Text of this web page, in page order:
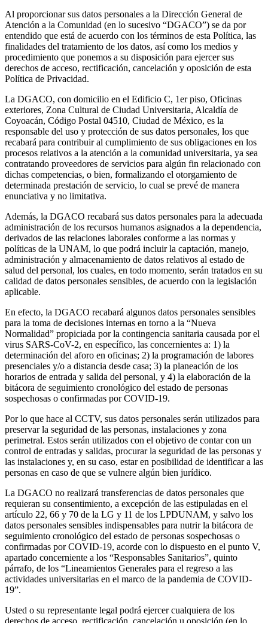
Al proporcionar sus datos personales a la Dirección General de
Atención a la Comunidad (en lo sucesivo “DGACO”) se da por
entendido que está de acuerdo con los términos de esta Política, las
finalidades del tratamiento de los datos, así como los medios y
procedimiento que ponemos a su disposición para ejercer sus
derechos de acceso, rectificación, cancelación y oposición de esta
Política de Privacidad.
La DGACO, con domicilio en el Edificio C, 1er piso, Oficinas
exteriores, Zona Cultural de Ciudad Universitaria, Alcaldía de
Coyoacán, Código Postal 04510, Ciudad de México, es la
responsable del uso y protección de sus datos personales, los que
recabará para contribuir al cumplimiento de sus obligaciones en los
procesos relativos a la atención a la comunidad universitaria, ya sea
contratando proveedores de servicios para algún fin relacionado con
dichas competencias, o bien, formalizando el otorgamiento de
determinada prestación de servicio, lo cual se prevé de manera
enunciativa y no limitativa.
Además, la DGACO recabará sus datos personales para la adecuada
administración de los recursos humanos asignados a la dependencia,
derivados de las relaciones laborales conforme a las normas y
políticas de la UNAM, lo que podrá incluir la captación, manejo,
administración y almacenamiento de datos relativos al estado de
salud del personal, los cuales, en todo momento, serán tratados en su
calidad de datos personales sensibles, de acuerdo con la legislación
aplicable.
En efecto, la DGACO recabará algunos datos personales sensibles
para la toma de decisiones internas en torno a la “Nueva
Normalidad” propiciada por la contingencia sanitaria causada por el
virus SARS-CoV-2, en específico, las concernientes a: 1) la
determinación del aforo en oficinas; 2) la programación de labores
presenciales y/o a distancia desde casa; 3) la planeación de los
horarios de entrada y salida del personal, y 4) la elaboración de la
bitácora de seguimiento cronológico del estado de personas
sospechosas o confirmadas por COVID-19.
Por lo que hace al CCTV, sus datos personales serán utilizados para
preservar la seguridad de las personas, instalaciones y zona
perimetral. Estos serán utilizados con el objetivo de contar con un
control de entradas y salidas, procurar la seguridad de las personas y
las instalaciones y, en su caso, estar en posibilidad de identificar a las
personas en caso de que se vulnere algún bien jurídico.
La DGACO no realizará transferencias de datos personales que
requieran su consentimiento, a excepción de las estipuladas en el
artículo 22, 66 y 70 de la LG y 11 de los LPDUNAM, y salvo los
datos personales sensibles indispensables para nutrir la bitácora de
seguimiento cronológico del estado de personas sospechosas o
confirmadas por COVID-19, acorde con lo dispuesto en el punto V,
apartado concerniente a los “Responsables Sanitarios”, quinto
párrafo, de los “Lineamientos Generales para el regreso a las
actividades universitarias en el marco de la pandemia de COVID-
19”.
Usted o su representante legal podrá ejercer cualquiera de los